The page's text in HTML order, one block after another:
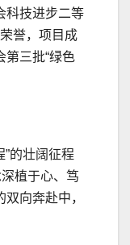
科技进步二等
誉，项目成
第三批“绿色
”的壮阔征程
植于心、笃
向奔赴中，